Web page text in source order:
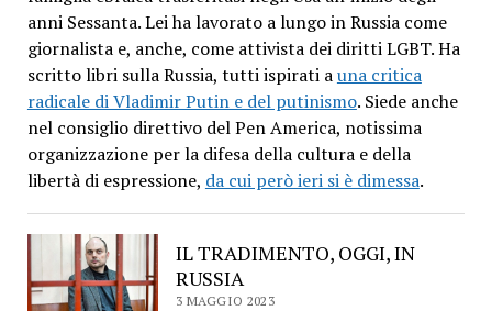
anni Sessanta. Lei ha lavorato a lungo in Russia come
giornalista e, anche, come attivista dei diritti LGBT. Ha
scritto libri sulla Russia, tutti ispirati auna critica
radicale di Vladimir Putin e del putinismo. Siede anche
nel consiglio direttivo del Pen America, notissima
organizzazione per la difesa della cultura e della
libertà di espressione, da cui però ieri si è dimessa.
IL TRADIMENTO, OGGI, IN
RUSSIA
3 MAGGIO 2023